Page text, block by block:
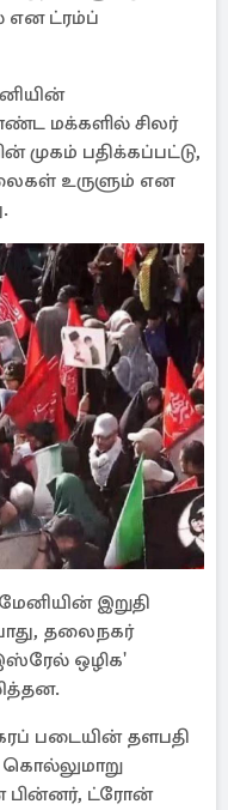
என ட்ரம்ப்
மக்களில் சிலர்
முகம் பதிக்கப்பட்டு,
உருளும் என
இறுதி
​​தலைநகர்
ஒழிக'
படையின் தளபதி
கொல்லுமாறு
பின்னர், ட்ரோன்